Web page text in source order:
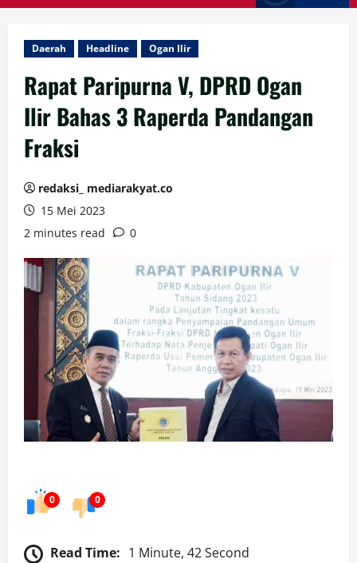
Daerah Headline Ogan Ilir
Rapat Paripurna V, DPRD Ogan
Ilir Bahas 3 Raperda Pandangan
Fraksi
redaksi_ mediarakyat.co
15 Mei 2023
2 minutes read
0
0 0
Read Time: 1 Minute, 42 Second